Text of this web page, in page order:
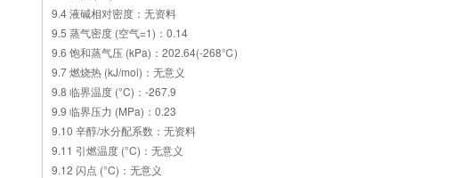
9.4 液碱相对密度：无资料
9.5 蒸气密度 (空气=1)：0.14
9.6 饱和蒸气压 (kPa)：202.64(-268℃)
9.7 燃烧热 (kJ/mol)：无意义
9.8 临界温度 (°C)：-267.9
9.9 临界压力 (MPa)：0.23
9.10 辛醇/水分配系数：无资料
9.11 引燃温度 (°C)：无意义
9.12 闪点 (°C)：无意义